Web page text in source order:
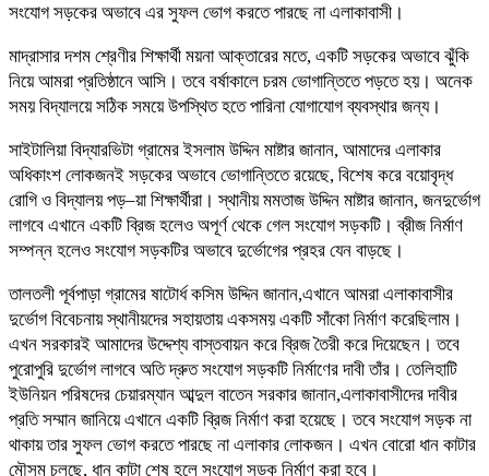
সংযোগ সড়কের অভাবে এর সুফল ভোগ করতে পারছে না এলাকাবাসী।
মাদ্রাসার দশম শ্রেণীর শিক্ষার্থী ময়না আক্তারের মতে, একটি সড়কের অভাবে ঝুঁকি
নিয়ে আমরা প্রতিষ্ঠানে আসি। তবে বর্ষাকালে চরম ভোগান্তিতে পড়তে হয়। অনেক
সময় বিদ্যালয়ে সঠিক সময়ে উপস্থিত হতে পারিনা যোগাযোগ ব্যবস্থার জন্য।
সাইটালিয়া বিদ্যারভিটা গ্রামের ইসলাম উদ্দিন মাষ্টার জানান, আমাদের এলাকার
অধিকাংশ লোকজনই সড়কের অভাবে ভোগান্তিতে রয়েছে, বিশেষ করে বয়োবৃদ্ধ
রোগি ও বিদ্যালয় পড়–য়া শিক্ষার্থীরা। স্থানীয় মমতাজ উদ্দিন মাষ্টার জানান, জনদুর্ভোগ
লাগবে এখানে একটি ব্রিজ হলেও অপূর্ণ থেকে গেল সংযোগ সড়কটি। ব্রীজ নির্মাণ
সম্পন্ন হলেও সংযোগ সড়কটির অভাবে দুর্ভোগের প্রহর যেন বাড়ছে।
তালতলী পূর্বপাড়া গ্রামের ষাটোর্ধ কসিম উদ্দিন জানান,এখানে আমরা এলাকাবাসীর
দুর্ভোগ বিবেচনায় স্থানীয়দের সহায়তায় একসময় একটি সাঁকো নির্মাণ করেছিলাম।
এখন সরকারই আমাদের উদ্দেশ্য বাস্তবায়ন করে ব্রিজ তৈরী করে দিয়েছেন। তবে
পুরোপুরি দুর্ভোগ লাগবে অতি দ্রুত সংযোগ সড়কটি নির্মাণের দাবী তাঁর। তেলিহাটি
ইউনিয়ন পরিষদের চেয়ারম্যান আব্দুল বাতেন সরকার জানান,এলাকাবাসীদের দাবীর
প্রতি সম্মান জানিয়ে এখানে একটি ব্রিজ নির্মাণ করা হয়েছে। তবে সংযোগ সড়ক না
থাকায় তার সুফল ভোগ করতে পারছে না এলাকার লোকজন। এখন বোরো ধান কাটার
মৌসুম চলছে, ধান কাটা শেষ হলে সংযোগ সড়ক নির্মাণ করা হবে।